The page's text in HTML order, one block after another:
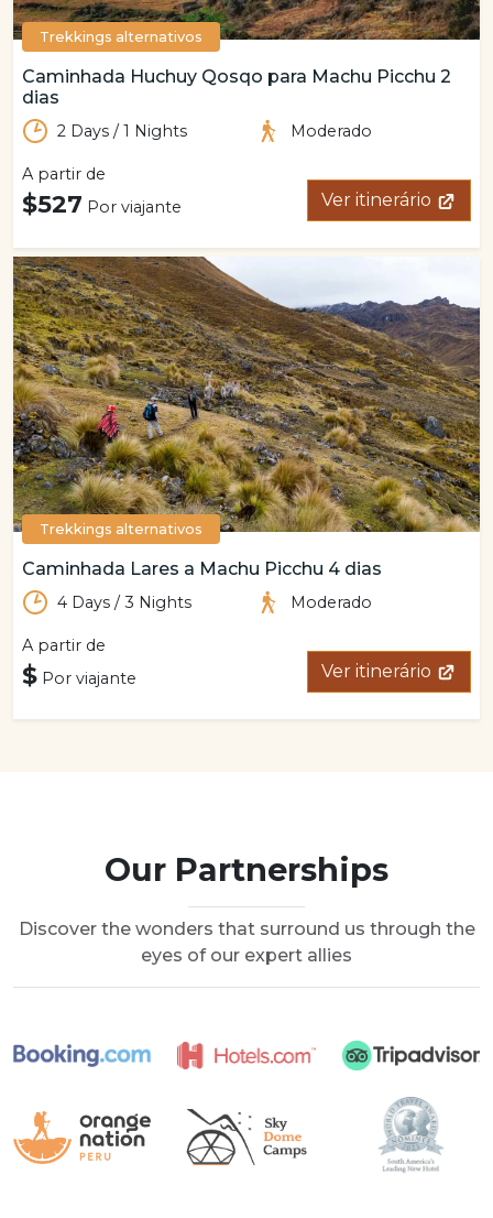
Trekkings alternativos
Caminhada Huchuy Qosqo para Machu Picchu 2
dias
2 Days / 1 Nights Moderado
A partir de
$527 Por viajante Ver itinerário
Trekkings alternativos
Caminhada Lares a Machu Picchu 4 dias
4 Days / 3 Nights Moderado
A partir de
$ Por viajante Ver itinerário
Our Partnerships
Discover the wonders that surround us through the
eyes of our expert allies